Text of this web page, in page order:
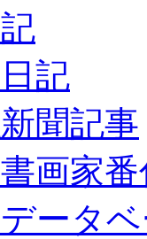
記
聞記事
画家
ータ